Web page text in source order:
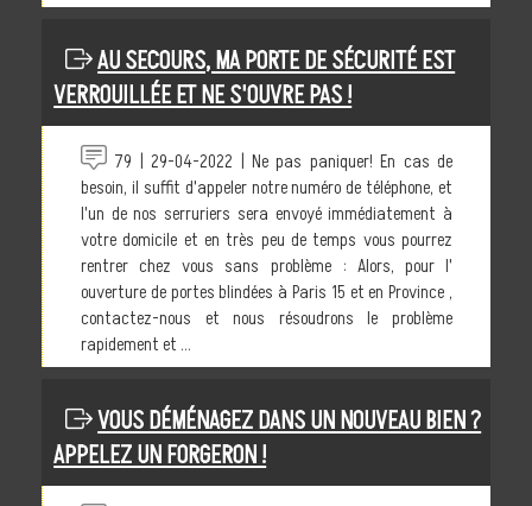
AU SECOURS, MA PORTE DE SÉCURITÉ EST
VERROUILLÉE ET NE S'OUVRE PAS !
79 | 29-04-2022 | Ne pas paniquer! En cas de
besoin, il suffit d'appeler notre numéro de téléphone, et
l'un de nos serruriers sera envoyé immédiatement à
votre domicile et en très peu de temps vous pourrez
rentrer chez vous sans problème : Alors, pour l'
ouverture de portes blindées à Paris 15 et en Province ,
contactez-nous et nous résoudrons le problème
rapidement et ...
VOUS DÉMÉNAGEZ DANS UN NOUVEAU BIEN ?
APPELEZ UN FORGERON !